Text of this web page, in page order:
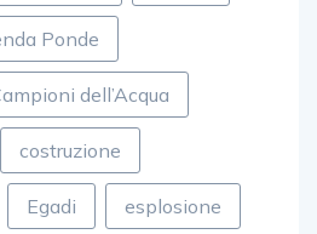
Ponde
dell’Acqua
costruzione
Egadi esplosione